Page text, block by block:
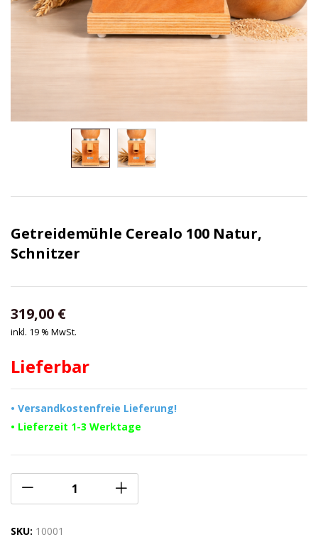
Getreidemühle Cerealo 100 Natur,
Schnitzer
319,00 €
inkl. 19 % MwSt.
Lieferbar
• Versandkostenfreie Lieferung!
• Lieferzeit 1-3 Werktage
SKU: 10001